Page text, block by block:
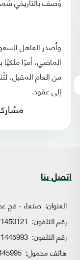
وأصدر العاهل
الماضي، أمرًا
من العام المقبل،
إلى عقود.
اتصل بنا
العنوان: صنعاء - فج
رقم التلفون:
رقم التلفون:
هاتف محمول: